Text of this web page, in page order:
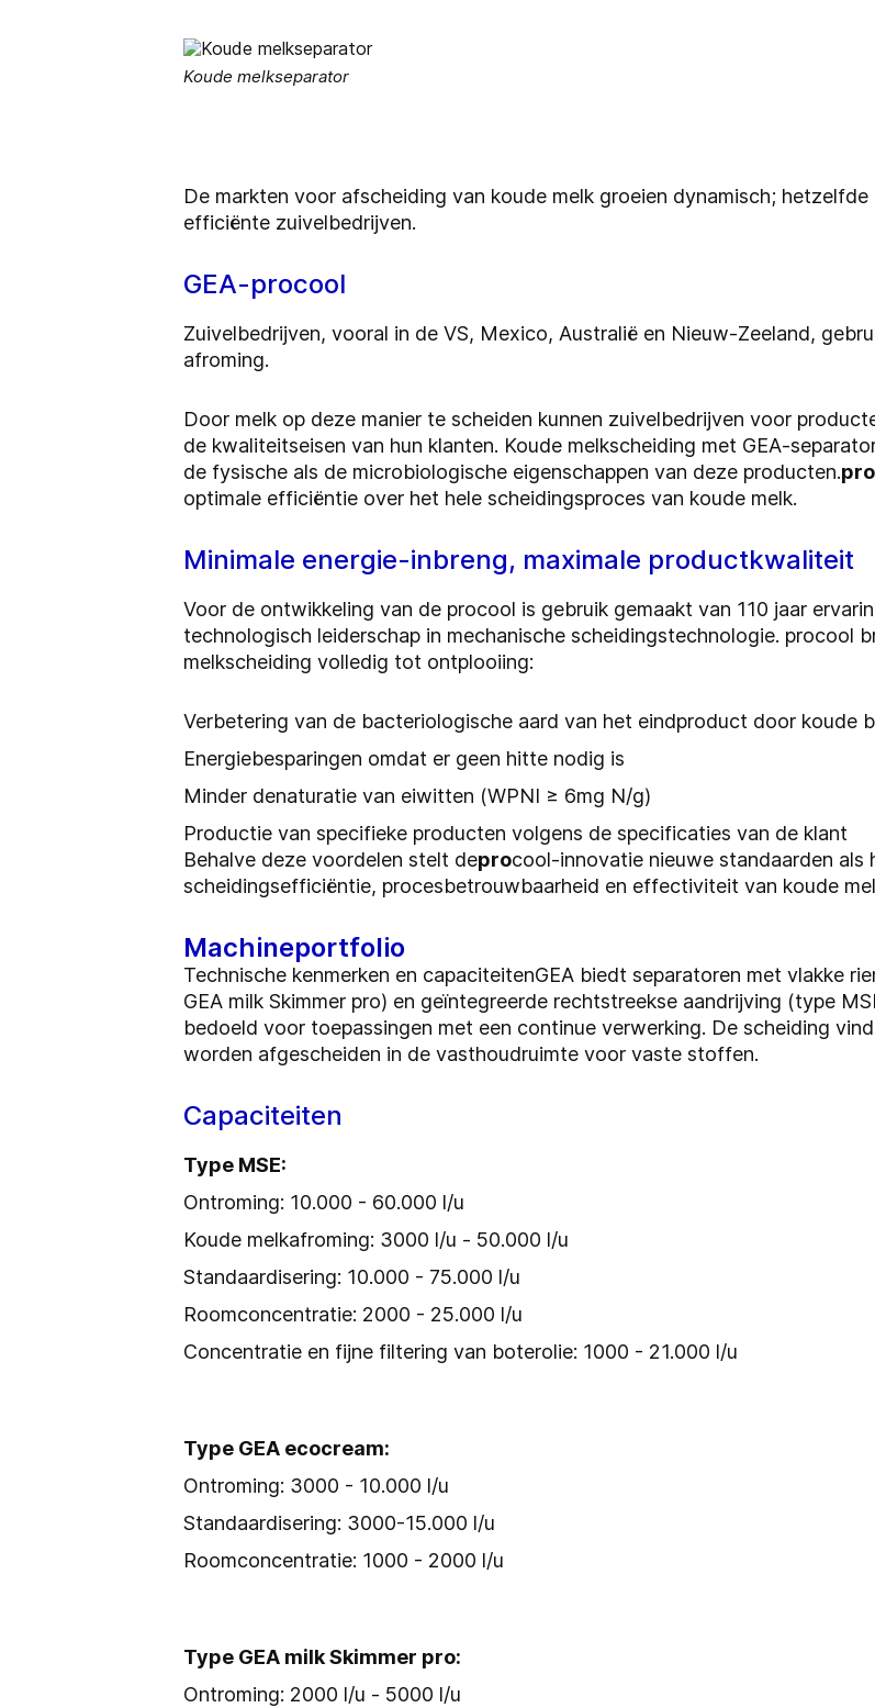
Koude melkseparator
De markten voor afscheiding van koude melk groeien dynamisch;
efficiënte zuivelbedrijven.
GEA-procool
Zuivelbedrijven, vooral in de VS, Mexico, Australië en Nieuw-Zeeland,
afroming.
Door melk op deze manier te scheiden kunnen zuivelbedrijven voor
de kwaliteitseisen van hun klanten. Koude melkscheiding met GEA-
de fysische als de microbiologische eigenschappen van deze producten.pro
optimale efficiëntie over het hele scheidingsproces van koude melk.
Minimale energie-inbreng, maximale productkwaliteit
Voor de ontwikkeling van de procool is gebruik gemaakt van 110 jaar
technologisch leiderschap in mechanische scheidingstechnologie. procool
melkscheiding volledig tot ontplooiing:
Verbetering van de bacteriologische aard van het eindproduct door koude
Energiebesparingen omdat er geen hitte nodig is
Minder denaturatie van eiwitten (WPNI ≥ 6mg N/g)
Productie van specifieke producten volgens de specificaties van de klant
Behalve deze voordelen stelt deprocool-innovatie nieuwe standaarden
scheidingsefficiëntie, procesbetrouwbaarheid en effectiviteit van koude
Machineportfolio
Technische kenmerken en capaciteitenGEA biedt separatoren met vlakke
GEA milk Skimmer pro) en geïntegreerde rechtstreekse aandrijving (type
bedoeld voor toepassingen met een continue verwerking. De scheiding
worden afgescheiden in de vasthoudruimte voor vaste stoffen.
Capaciteiten
Type MSE:
Ontroming: 10.000 - 60.000 l/u
Koude melkafroming: 3000 l/u - 50.000 l/u
Standaardisering: 10.000 - 75.000 l/u
Roomconcentratie: 2000 - 25.000 l/u
Concentratie en fijne filtering van boterolie: 1000 - 21.000 l/u
Type GEA ecocream:
Ontroming: 3000 - 10.000 l/u
Standaardisering: 3000-15.000 l/u
Roomconcentratie: 1000 - 2000 l/u
Type GEA milk Skimmer pro:
Ontroming: 2000 l/u - 5000 l/u